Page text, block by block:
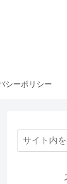
シーポリシー